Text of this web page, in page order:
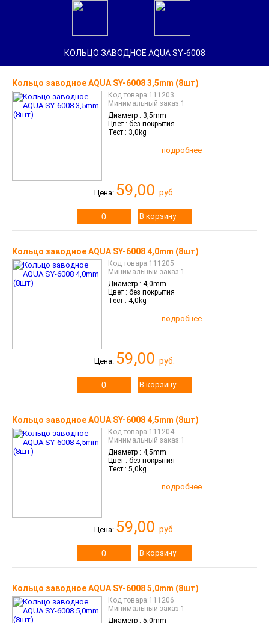
Главная
Каталог
Войти
компании
Статьи
Галерея
КОЛЬЦО ЗАВОДНОЕ AQUA SY-6008
Кольцо заводное AQUA SY-6008 3,5mm (8шт)
Код товара:111203
Минимальный заказ:1
Диаметр : 3,5mm
Цвет : без покрытия
Тест : 3,0kg
подробнее
Цена: 59,00 руб.
В корзину
Кольцо заводное AQUA SY-6008 4,0mm (8шт)
Код товара:111205
Минимальный заказ:1
Диаметр : 4,0mm
Цвет : без покрытия
Тест : 4,0kg
подробнее
Цена: 59,00 руб.
В корзину
Кольцо заводное AQUA SY-6008 4,5mm (8шт)
Код товара:111204
Минимальный заказ:1
Диаметр : 4,5mm
Цвет : без покрытия
Тест : 5,0kg
подробнее
Цена: 59,00 руб.
В корзину
Кольцо заводное AQUA SY-6008 5,0mm (8шт)
Код товара:111206
Минимальный заказ:1
Диаметр : 5,0mm